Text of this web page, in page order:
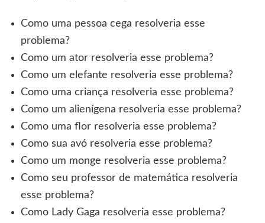
Como uma pessoa cega resolveria esse
problema?
Como um ator resolveria esse problema?
Como um elefante resolveria esse problema?
Como uma criança resolveria esse problema?
Como um alienígena resolveria esse problema?
Como uma flor resolveria esse problema?
Como sua avó resolveria esse problema?
Como um monge resolveria esse problema?
Como seu professor de matemática resolveria
esse problema?
Como Lady Gaga resolveria esse problema?